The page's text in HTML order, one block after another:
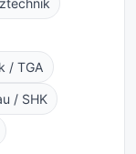
/ TGA
/ SHK